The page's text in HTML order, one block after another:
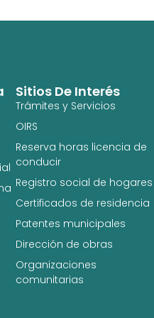
Sitios De Interés
Trámites y Servicios
OIRS
Reserva horas licencia de
conducir
Registro social de hogares
Certificados de residencia
Patentes municipales
Dirección de obras
Organizaciones
comunitarias